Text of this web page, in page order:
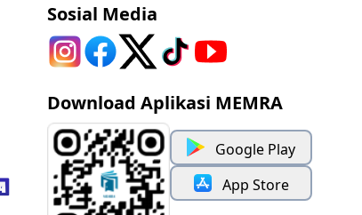
Sosial Media
Download Aplikasi MEMRA
Google Play
App Store